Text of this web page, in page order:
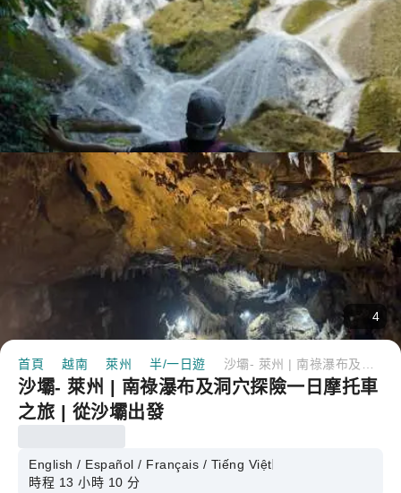
4
首頁 越南 萊州 半/一日遊
沙壩- 萊州 | 南祿瀑布及洞穴探險一日摩托車
之旅 | 從沙壩出發
English / Español / Français / Tiếng Việt
時程 13 小時 10 分